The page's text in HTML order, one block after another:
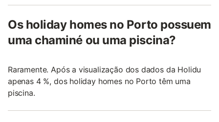
Os holiday homes no Porto possuem
uma chaminé ou uma piscina?
Raramente. Após a visualização dos dados da Holidu
apenas 4 %, dos holiday homes no Porto têm uma
piscina.